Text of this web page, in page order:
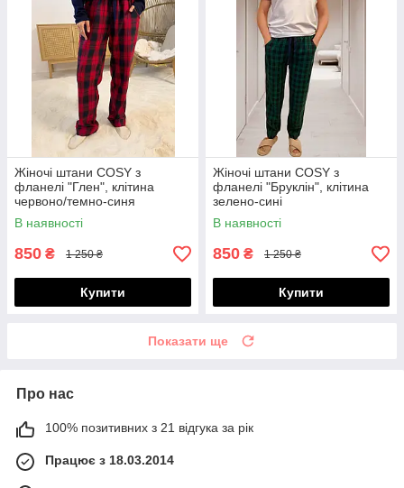
Жіночі штани COSY з
фланелі "Глен", клітина
червоно/темно-синя
В наявності
850 ₴ 1 250 ₴
Купити
Жіночі штани COSY з
фланелі "Бруклін", клітина
зелено-сині
В наявності
850 ₴ 1 250 ₴
Купити
Показати ще
Про нас
100% позитивних з 21 відгука за рік
Працює з 18.03.2014